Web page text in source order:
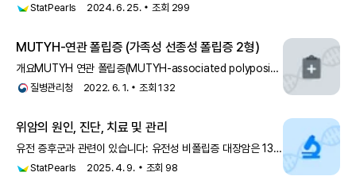
직장경 검사(참조 이미지. 가족성 선종성 폴립증(Adenomatous
StatPearls 2024. 6. 25. 조회 299
MUTYH-연관 폴립증 (가족성 선종성 폴립증 2형)
개요MUTYH 연관 폴립증(MUTYH-associated polyposis,
MAP)은 드물게 유전되는 상염색체 열성 질환으로, 결장과
질병관리청 2022. 6. 1. 조회132
위암의 원인, 진단, 치료 및 관리
유전 증후군과 관련이 있습니다: 유전성 비폴립증 대장암은 13%
의 평생 위험이 있으며, 주로 장형입니다. 가족성 선종성
StatPearls 2025. 4. 9. 조회 98